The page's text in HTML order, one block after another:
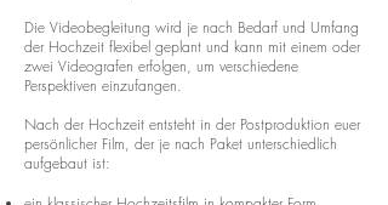
Die Videobegleitung wird je nach Bedarf und Umfang
der Hochzeit flexibel geplant und kann mit einem oder
zwei Videografen erfolgen, um verschiedene
Perspektiven einzufangen.
Nach der Hochzeit entsteht in der Postproduktion euer
persönlicher Film, der je nach Paket unterschiedlich
aufgebaut ist: